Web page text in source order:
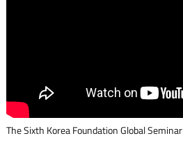
The Sixth Korea Foundation Global Seminar